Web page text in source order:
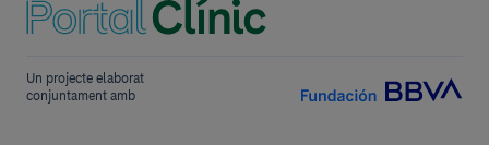
Un projecte elaborat
conjuntament amb